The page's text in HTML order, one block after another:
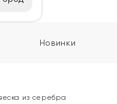
Новинки
из серебра